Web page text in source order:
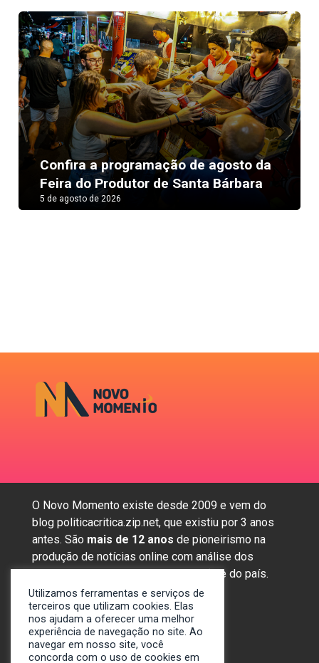
Confira a programação de agosto da
Feira do Produtor de Santa Bárbara
5 de agosto de 2026
Next
O Novo Momento existe desde 2009 e vem do
blog politicacritica.zip.net, que existiu por 3 anos
antes. São mais de 12 anos de pioneirismo na
produção de notícias online com análise dos
assuntos mais importantes da região e do país.
Sobre nós
Anunciar
Contato
Utilizamos ferramentas e serviços de
terceiros que utilizam cookies. Elas
nos ajudam a oferecer uma melhor
experiência de navegação no site. Ao
navegar em nosso site, você
concorda com o uso de cookies em